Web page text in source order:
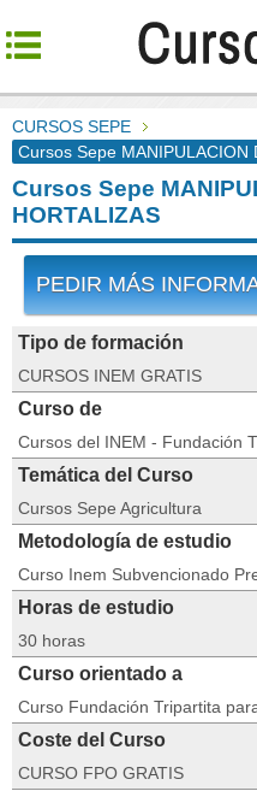
CURSOS SEPE
Cursos Sepe MANIPULACION
Cursos Sepe
HORTALIZAS
PEDIR MÁS
Tipo de formación
CURSOS INEM GRATIS
Curso de
Cursos del INEM - Fundación
Temática del Curso
Cursos Sepe Agricultura
Metodología de estudio
Curso Inem Subvencionado
Horas de estudio
30 horas
Curso orientado a
Curso Fundación Tripartita
Coste del Curso
CURSO FPO GRATIS